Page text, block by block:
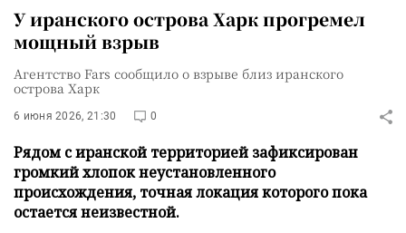
У иранского острова Харк прогремел
мощный взрыв
Агентство Fars сообщило о взрыве близ иранского
острова Харк
6 июня 2026, 21:30 0
Рядом с иранской территорией зафиксирован
громкий хлопок неустановленного
происхождения, точная локация которого пока
остается неизвестной.